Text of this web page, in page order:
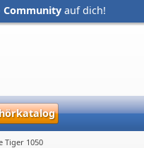
Community auf dich!
Tiger 1050